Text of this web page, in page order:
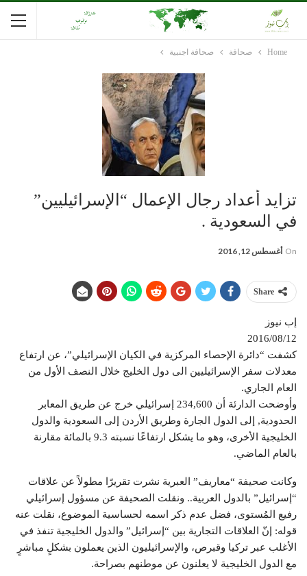
Home صحافة صحافة اجنبية
تزايد أعداد رجال الإعمال “الإسرائيليين”
في السعودية .
On أغسطس 12, 2016
Share
إب نيوز
2016/08/12
كشفت “دائرة الإحصاء المركزية في الكيان الإسرائيلي”، عن ارتفاع
معدلات سفر الإسرائيليين الى دول الخليج خلال النصف الأول من
العام الجاري.
وأوضحت الدارئة أن ‏234,600 إسرائيلي خرج عن طريق المعابر
الحدودية, إلى الدول الجارة وطريق الأردن إلى السعودية والدول
الخليجية الأخرى، وهو ما يشكل ارتفاعًا نسبته 9.3 بالمائة مقارنة
بالعام الماضي.
وكانت صحيفة “معاريف” العبرية نشرت تقريرًا مطولاً عن علاقات
“إسرائيل” بالدول العربية.. ونقلت الصحيفة عن مسؤول إسرائيلي
رفيع المُستوى، فضل عدم ذكر اسمه لحساسية الموضوع، نقلت عنه
قوله: إنّ العلاقات التجارية بين “إسرائيل” والدول الخليجية تنفذ في
الأغلب عبر تركيا وقبرص، والإسرائيليون الذين يعملون بشكلٍ مباشرٍ
مع الدول الخليجية لا يعلنون عن موطنهم بصراحة.